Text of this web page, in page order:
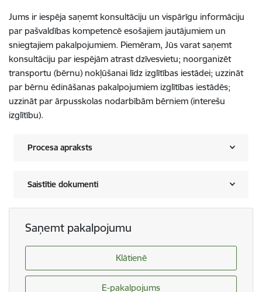
Jums ir iespēja saņemt konsultāciju un vispārīgu informāciju
par pašvaldības kompetencē esošajiem jautājumiem un
sniegtajiem pakalpojumiem. Piemēram, Jūs varat saņemt
konsultāciju par iespējām atrast dzīvesvietu; noorganizēt
transportu (bērnu) nokļūšanai līdz izglītības iestādei; uzzināt
par bērnu ēdināšanas pakalpojumiem izglītības iestādēs;
uzzināt par ārpusskolas nodarbībām bērniem (interešu
izglītību).
Procesa apraksts
Saistītie dokumenti
Saņemt pakalpojumu
Klātienē
E-pakalpojums